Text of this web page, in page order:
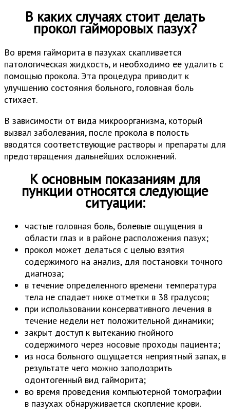
В каких случаях стоит делать
прокол гайморовых пазух?
Во время гайморита в пазухах скапливается
патологическая жидкость, и необходимо ее удалить с
помощью прокола. Эта процедура приводит к
улучшению состояния больного, головная боль
стихает.
В зависимости от вида микроорганизма, который
вызвал заболевания, после прокола в полость
вводятся соответствующие растворы и препараты для
предотвращения дальнейших осложнений.
К основным показаниям для
пункции относятся следующие
ситуации:
частые головная боль, болевые ощущения в
области глаз и в районе расположения пазух;
прокол может делаться с целью взятия
содержимого на анализ, для постановки точного
диагноза;
в течение определенного времени температура
тела не спадает ниже отметки в 38 градусов;
при использовании консервативного лечения в
течение недели нет положительной динамики;
закрыт доступ к вытеканию гнойного
содержимого через носовые проходы пациента;
из носа больного ощущается неприятный запах, в
результате чего можно заподозрить
одонтогенный вид гайморита;
во время проведения компьютерной томографии
в пазухах обнаруживается скопление крови.